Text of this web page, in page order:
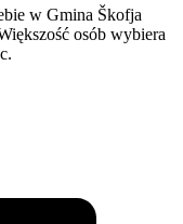
w Gmina Škofja
osób wybiera